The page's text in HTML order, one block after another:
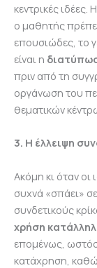
κεντρικές
ο μαθητής
επουσιώδες, το
είναι η
πριν από τη
οργάνωση του
θεματικών
3. Η έλλειψη
Ακόμη κι όταν οι
συχνά «σπάει»
συνδετικούς
χρήση
επομένως,
κατάχρηση,